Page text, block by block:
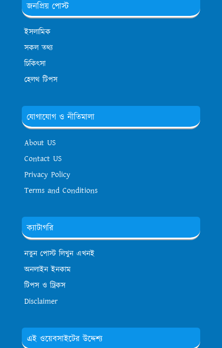
জনপ্রিয় পোস্ট
ইসলামিক
সকল তথ্য
চিকিৎসা
হেলথ টিপস
যোগাযোগ ও নীতিমালা
About US
Contact US
Privacy Policy
Terms and Conditions
ক্যাটাগরি
নতুন পোস্ট লিখুন এখনই
অনলাইন ইনকাম
টিপস ও ট্রিকস
Disclaimer
এই ওয়েবসাইটের উদ্দেশ্য